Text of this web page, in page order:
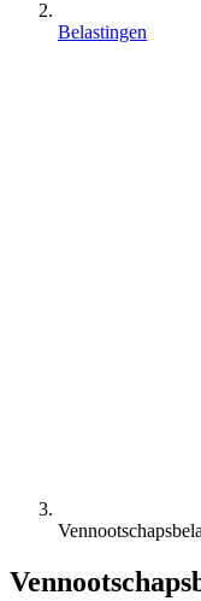
Belastingen